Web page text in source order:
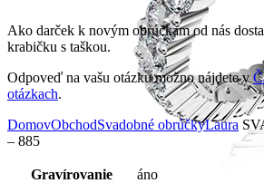
Ako darček k novým obrúčkam od nás
krabičku s taškou.
Odpoveď na vašu otázku možno nájdete v
otázkach.
DomovObchodSvadobné obrúčkyLaura
– 885
Gravírovanie áno